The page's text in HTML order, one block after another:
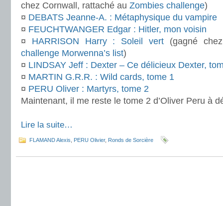
chez Cornwall, rattaché au Zombies challenge)
¤ DEBATS Jeanne-A. : Métaphysique du vampire
¤ FEUCHTWANGER Edgar : Hitler, mon voisin
¤ HARRISON Harry : Soleil vert (gagné
challenge Morwenna’s list)
¤ LINDSAY Jeff : Dexter – Ce délicieux Dexter,
¤ MARTIN G.R.R. : Wild cards, tome 1
¤ PERU Oliver : Martyrs, tome 2
Maintenant, il me reste le tome 2 d’Oliver Peru à
Lire la suite…
FLAMAND Alexis PERU Olivier, Ronds de Sorcière